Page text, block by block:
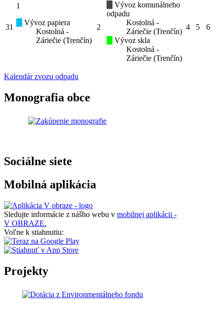
31
1
Vývoz papiera
Kostolná -
Záriečie (Trenčín)
2
Vývoz komunálneho
odpadu
Kostolná -
Záriečie (Trenčín)
Vývoz skla
Kostolná -
Záriečie (Trenčín)
4 5 6
Kalendár zvozu odpadu
Monografia obce
Sociálne siete
Mobilná aplikácia
Sledujte informácie z nášho webu v mobilnej aplikácii -
V OBRAZE.
Voľne k stiahnutiu:
Projekty